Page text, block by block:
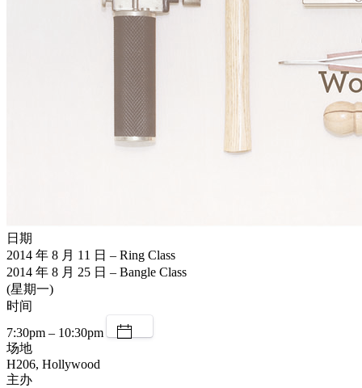
日期
2014 年 8 月 11 日 – Ring Class
2014 年 8 月 25 日 – Bangle Class
(星期一)
时间
7:30pm – 10:30pm
场地
H206, Hollywood
主办